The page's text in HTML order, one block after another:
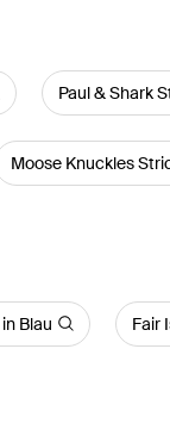
Paul & Shark
Moose Knuckles
Blau Fair